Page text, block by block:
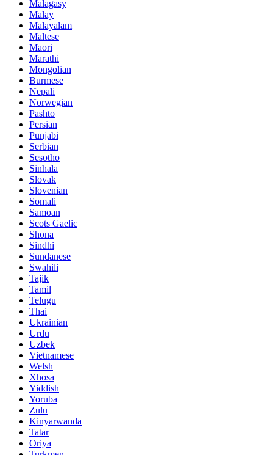
Malagasy
Malay
Malayalam
Maltese
Maori
Marathi
Mongolian
Burmese
Nepali
Norwegian
Pashto
Persian
Punjabi
Serbian
Sesotho
Sinhala
Slovak
Slovenian
Somali
Samoan
Scots Gaelic
Shona
Sindhi
Sundanese
Swahili
Tajik
Tamil
Telugu
Thai
Ukrainian
Urdu
Uzbek
Vietnamese
Welsh
Xhosa
Yiddish
Yoruba
Zulu
Kinyarwanda
Tatar
Oriya